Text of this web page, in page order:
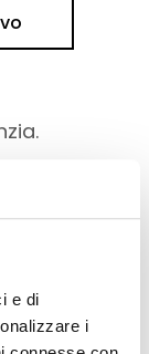
e di
i